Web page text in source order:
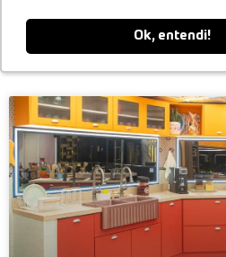
Ok, entendi!
Ok, entendi!